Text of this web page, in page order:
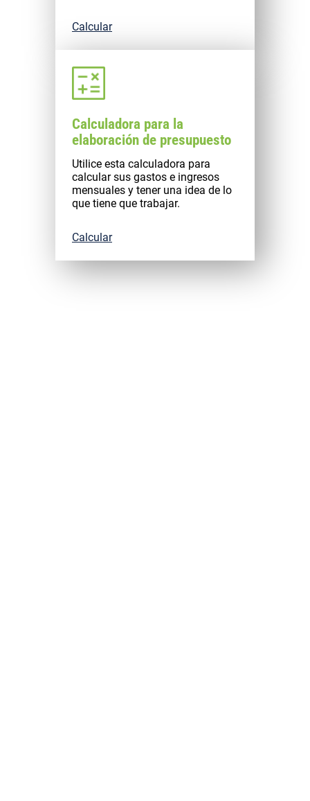
Calcular
Calculadora para la
elaboración de presupuesto
Utilice esta calculadora para
calcular sus gastos e ingresos
mensuales y tener una idea de lo
que tiene que trabajar.
Calcular